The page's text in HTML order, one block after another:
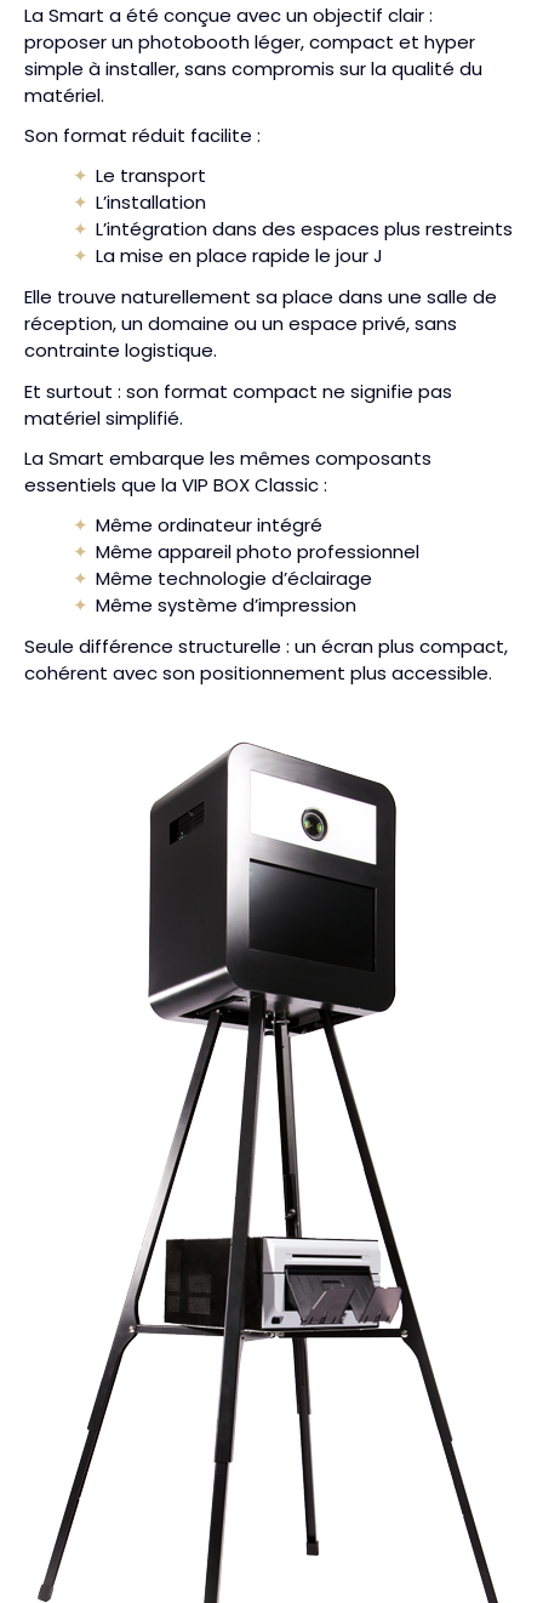
La Smart a été conçue avec un objectif clair :
proposer un photobooth léger, compact et hyper
simple à installer, sans compromis sur la qualité du
matériel.
Son format réduit facilite :
Le transport
L’installation
L’intégration dans des espaces plus restreints
La mise en place rapide le jour J
Elle trouve naturellement sa place dans une salle de
réception, un domaine ou un espace privé, sans
contrainte logistique.
Et surtout : son format compact ne signifie pas
matériel simplifié.
La Smart embarque les mêmes composants
essentiels que la VIP BOX Classic :
Même ordinateur intégré
Même appareil photo professionnel
Même technologie d’éclairage
Même système d’impression
Seule différence structurelle : un écran plus compact,
cohérent avec son positionnement plus accessible.